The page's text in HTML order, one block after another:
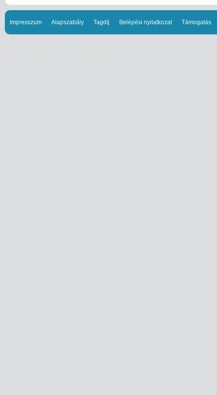
Impresszum Alapszabály Tagdíj Belépési nyilatkozat Támogatás